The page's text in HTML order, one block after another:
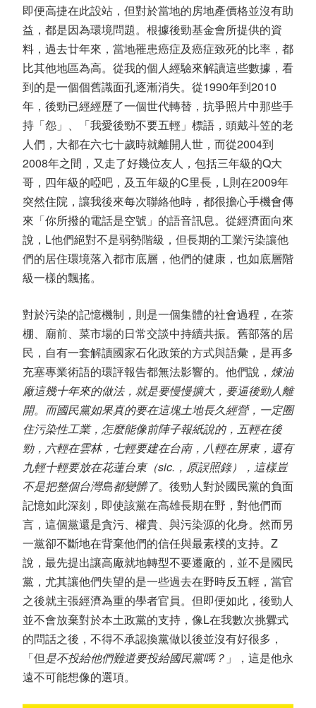
即便高捷在此設站，但對於當地的房地產價格並沒有助
益，都是因為環境問題。根據後勁基金會所提供的資
料，過去廿年來，當地罹患癌症及癌症致死的比率，都
比其他地區為高。從我的個人經驗來解讀這些數據，看
到的是一個個舊識面孔逐漸消失。從1990年到2010
年，後勁已經經歷了一個世代轉替，抗爭照片中那些手
持「怨」、「我愛後勁不要五輕」標語，頭戴斗笠的老
人們，大都在六七十歲時就離開人世，而從2004到
2008年之間，又走了好幾位友人，包括三年級的Q大
哥，四年級的啞吧，及五年級的C里長，L則在2009年
突然住院，讓我後來每次聯絡他時，都很擔心手機會傳
來「你所撥的電話是空號」的語音訊息。從經濟面向來
說，L他們絕對不是弱勢階級，但長期的工業污染讓他
們的居住環境落入都市底層，他們的健康，也如底層階
級一樣的飄搖。
對於污染的記憶機制，則是一個集體的社會過程，在茶
棚、廟前、菜市場的日常交談中持續共振。舊部落的居
民，自有一套解讀國家石化政策的方式與語彙，是再多
充塞專業術語的環評報告都無法影響的。他們說， 煉油
廠這幾十年來的做法，就是要慢慢擴大，要逼後勁人離
開。而國民黨如果真的要在這塊土地長久經營，一定圈
住污染性工業，怎麼能像前陣子報紙說的，五輕在後
勁，六輕在雲林，七輕要建在台南，八輕在屏東，還有
九輕十輕要放在花蓮台東（sic.，原誤照錄），這樣豈
不是把整個台灣島都變髒了。後勁人對於國民黨的負面
記憶如此深刻，即使該黨在高雄長期在野，對他們而
言，這個黨還是貪污、權貴、與污染源的化身。然而另
一黨卻不斷地在背棄他們的信任與最素樸的支持。Z
說，最先提出讓高廠就地轉型不要遷廠的，並不是國民
黨，尤其讓他們失望的是一些過去在野時反五輕，當官
之後就主張經濟為重的學者官員。但即便如此，後勁人
並不會放棄對於本土政黨的支持，像L在我數次挑釁式
的問話之後，不得不承認換黨做以後並沒有好很多，
「但是不投給他們難道要投給國民黨嗎？ 」，這是他永
遠不可能想像的選項。